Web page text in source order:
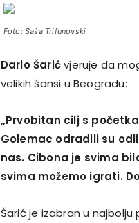
Foto: Saša Trifunovski
Dario Šarićvjeruje da
velikih šansi u Beogradu:
„Prvobitan cilj s
Golemac odradili su
nas. Cibona je svima
svima možemo igrati.
Šarić je izabran u